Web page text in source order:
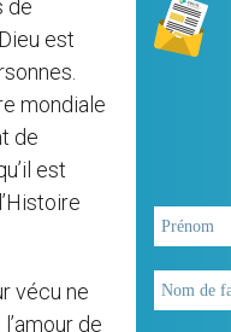
de
est
mondiale
de
est
vécu ne
de